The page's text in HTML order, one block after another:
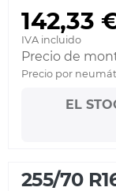
142,33
IVA incluido
Precio de
Precio por
EL
255/70